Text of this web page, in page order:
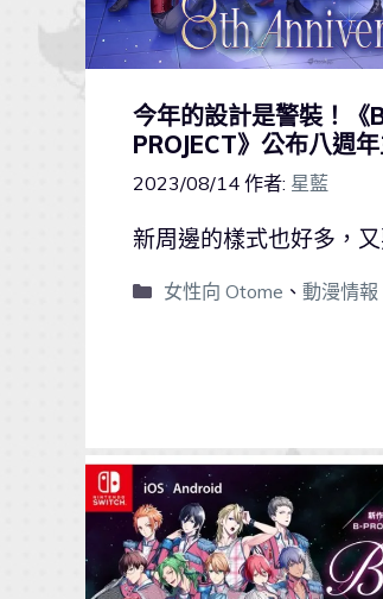
今年的設計是警裝！《
PROJECT》公布八週年
2023/08/14 作者: 星藍
新周邊的樣式也好多，
女性向 Otome 、 動漫情報